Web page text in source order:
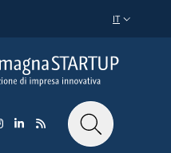
SELETTORE
IT